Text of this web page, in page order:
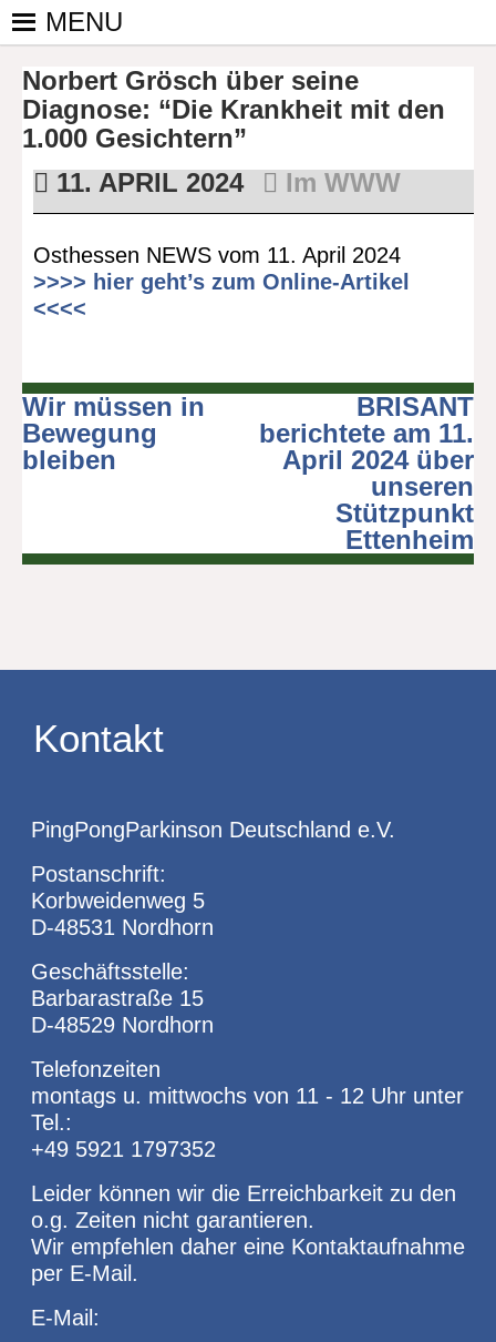
Skip
PINGPONGPARKINSON
DEUTSCHLAND E. V.
ist der
bundesweite
Zusammenschluss
von
Vereinen und
Einzelpersonen,
Mittel Tischtennis
– überwiegend
ehrenamtlich um
deren Angehörige
kümmert.
MENU
Norbert Grösch über seine
Diagnose: “Die Krankheit mit den
1.000 Gesichtern”
11. APRIL 2024
Im WWW
Osthessen NEWS vom 11. April 2024
>>>> hier geht’s zum Online-Artikel
<<<<
Beitragsnavigation
Wir müssen in
Bewegung
bleiben
BRISANT
berichtete am 11.
April 2024 über
unseren
Stützpunkt
Ettenheim
Kontakt
PingPongParkinson Deutschland e.V.
Postanschrift:
Korbweidenweg 5
D-48531 Nordhorn
Geschäftsstelle:
Barbarastraße 15
D-48529 Nordhorn
Telefonzeiten
montags u. mittwochs von 11 - 12 Uhr unter
Tel.:
+49 5921 1797352
Leider können wir die Erreichbarkeit zu den
o.g. Zeiten nicht garantieren.
Wir empfehlen daher eine Kontaktaufnahme
per E-Mail.
E-Mail: